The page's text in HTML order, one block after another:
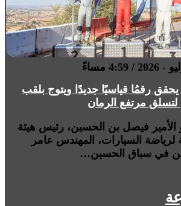
يحقق رقمُا قياسيًا جديدًا ويتوج بلقب
مرتفع الرمان
فيصل بن الحسين، رئيس هيئة
لرياضة السيارات، المهندس عامر
في سباق الحسين…